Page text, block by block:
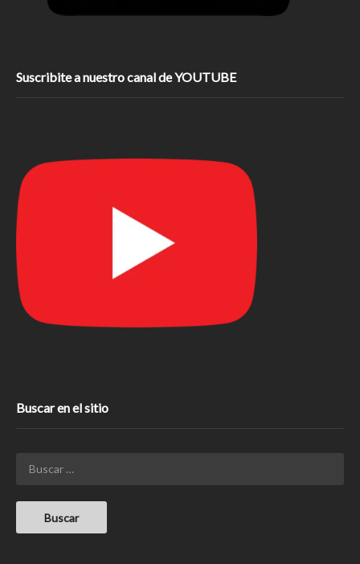
Suscribite a nuestro canal de YOUTUBE
Buscar en el sitio